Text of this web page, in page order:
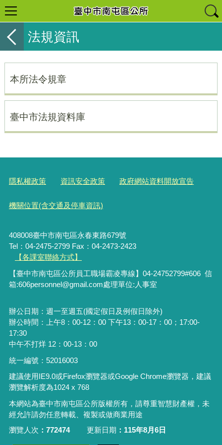
法規資訊
本所法令規章
臺中市法規資料庫
隱私權政策 資訊安全政策 政府網站資料開放宣告
機關位置(含交通及停車資訊)
408008臺中市南屯區永春東路679號
Tel：04-2475-2799 Fax：04-2473-2423
【各課室聯絡方式】
【臺中市南屯區公所員工職場霸凌專線】04-24752799#606 信
箱:606personnel@gmail.com處理單位:人事室
辦公日期：週一至週五(國定假日及例假日除外)
辦公時間：上午8：00-12：00 下午13：00-17：00；17:00-
17:30
中午不打烊 12：00-13：00
統一編號：52016003
建議使用IE9.0或Firefox瀏覽器或Google Chrome瀏覽器，建議
瀏覽解析度為1024 x 768
本網站為臺中市南屯區公所版權所有，請尊重智慧財產權，未
經允許請勿任意轉載、複製或做商業用途
瀏覽人次
772474 更新日期 115年8月6日